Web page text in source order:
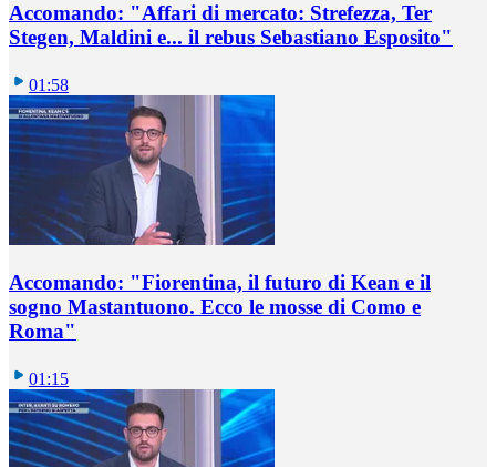
Accomando: "Affari di mercato: Strefezza, Ter
Stegen, Maldini e... il rebus Sebastiano Esposito"
01:58
Accomando: "Fiorentina, il futuro di Kean e il
sogno Mastantuono. Ecco le mosse di Como e
Roma"
01:15